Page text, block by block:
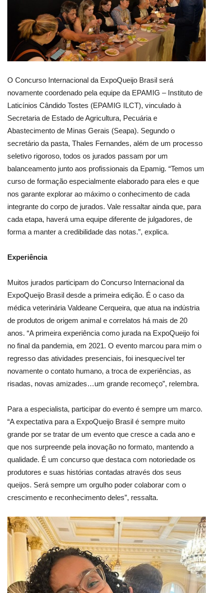
O Concurso Internacional da ExpoQueijo Brasil será
novamente coordenado pela equipe da EPAMIG – Instituto de
Laticínios Cândido Tostes (EPAMIG ILCT), vinculado à
Secretaria de Estado de Agricultura, Pecuária e
Abastecimento de Minas Gerais (Seapa). Segundo o
secretário da pasta, Thales Fernandes, além de um processo
seletivo rigoroso, todos os jurados passam por um
balanceamento junto aos profissionais da Epamig. “Temos um
curso de formação especialmente elaborado para eles e que
nos garante explorar ao máximo o conhecimento de cada
integrante do corpo de jurados. Vale ressaltar ainda que, para
cada etapa, haverá uma equipe diferente de julgadores, de
forma a manter a credibilidade das notas.”, explica.
Experiência
Muitos jurados participam do Concurso Internacional da
ExpoQueijo Brasil desde a primeira edição. É o caso da
médica veterinária Valdeane Cerqueira, que atua na indústria
de produtos de origem animal e correlatos há mais de 20
anos. “A primeira experiência como jurada na ExpoQueijo foi
no final da pandemia, em 2021. O evento marcou para mim o
regresso das atividades presenciais, foi inesquecível ter
novamente o contato humano, a troca de experiências, as
risadas, novas amizades…um grande recomeço”, relembra.
Para a especialista, participar do evento é sempre um marco.
“A expectativa para a ExpoQueijo Brasil é sempre muito
grande por se tratar de um evento que cresce a cada ano e
que nos surpreende pela inovação no formato, mantendo a
qualidade. É um concurso que destaca com notoriedade os
produtores e suas histórias contadas através dos seus
queijos. Será sempre um orgulho poder colaborar com o
crescimento e reconhecimento deles”, ressalta.